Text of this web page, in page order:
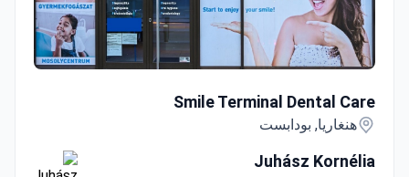
Smile Terminal Dental Care
هنغاريا, بودابست
Juhász Kornélia